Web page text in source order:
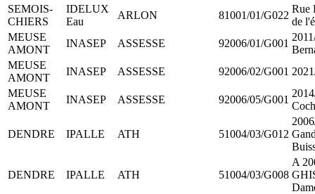
SEMOIS-
CHIERS
IDELUX
Eau
ARLON 81001/01/G022
Rue
de
MEUSE
AMONT
INASEP ASSESSE 92006/01/G001
MEUSE
AMONT
INASEP ASSESSE 92006/02/G001
MEUSE
AMONT
INASEP ASSESSE 92006/05/G001
DENDRE IPALLE ATH 51004/03/G012
DENDRE IPALLE ATH 51004/03/G008
A